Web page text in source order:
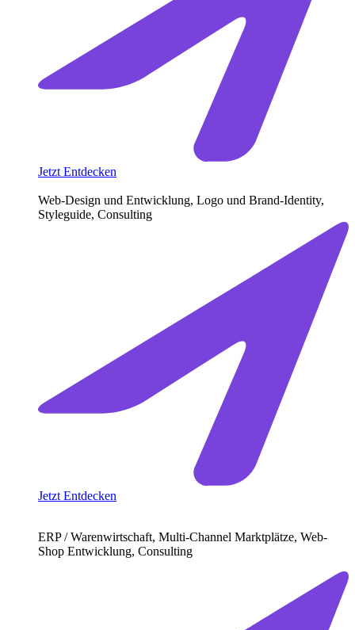
Jetzt Entdecken
Web-Design und Entwicklung, Logo und Brand-Identity,
Styleguide, Consulting
Jetzt Entdecken
ERP / Warenwirtschaft, Multi-Channel Marktplätze, Web-
Shop Entwicklung, Consulting